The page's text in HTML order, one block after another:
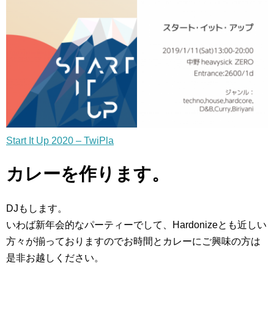
Start It Up 2020 – TwiPla
カレーを作ります。
DJもします。
いわば新年会的なパーティーでして、Hardonizeとも近しい
方々が揃っておりますのでお時間とカレーにご興味の方は
是非お越しください。